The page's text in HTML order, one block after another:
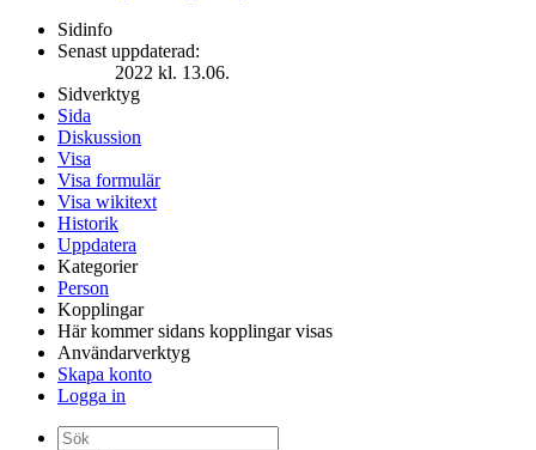
Sidinfo
Senast uppdaterad:
2022 kl. 13.06.
Sidverktyg
Sida
Diskussion
Visa
Visa formulär
Visa wikitext
Historik
Uppdatera
Kategorier
Person
Kopplingar
Här kommer sidans kopplingar visas
Användarverktyg
Skapa konto
Logga in